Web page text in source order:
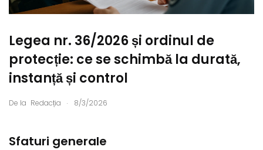
Legea nr. 36/2026 și ordinul de
protecție: ce se schimbă la durată,
instanță și control
De la Redacția . 8/3/2026
Sfaturi generale